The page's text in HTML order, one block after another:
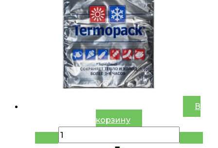
В
корзину